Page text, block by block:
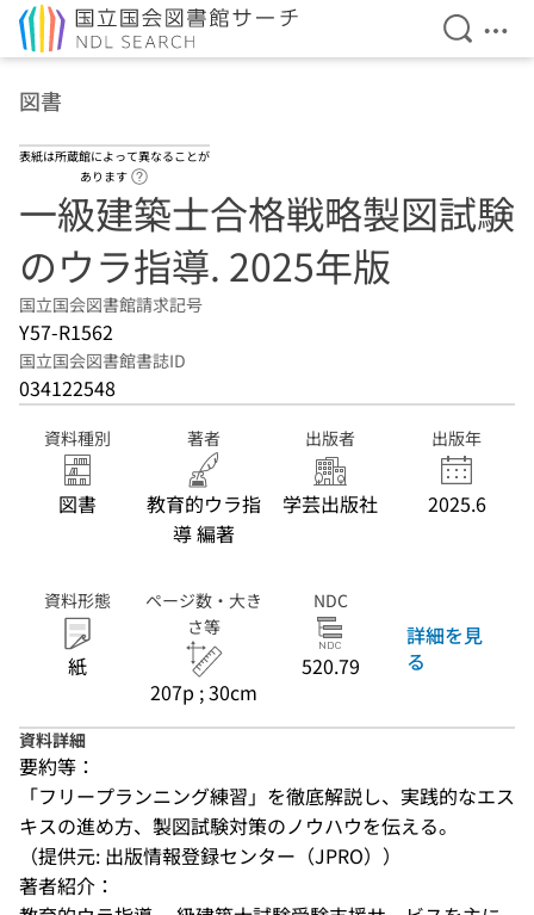
検索を
メ
図書
表紙は所蔵館によって異なることが
あります
一級建築士合格戦略製図試験
のウラ指導. 2025年版
国立国会図書館請求記号
Y57-R1562
国立国会図書館書誌ID
034122548
資料種別
図書
著者
教育的ウラ指
導 編著
出版者
学芸出版社
出版年
2025.6
資料形態
紙
ページ数・大き
さ等
207p ; 30cm
NDC
520.79
詳細を見
る
資料詳細
要約等：
「フリープランニング練習」を徹底解説し、実践的なエス
キスの進め方、製図試験対策のノウハウを伝える。
（提供元: 出版情報登録センター（JPRO））
著者紹介：